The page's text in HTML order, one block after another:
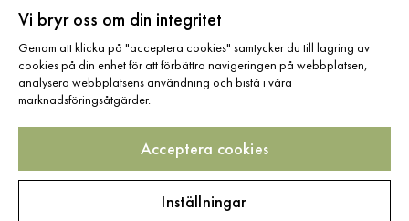
Varumärken
Sortiment
Följ oss
Vi bryr oss om din integritet
Genom att klicka på "acceptera cookies" samtycker du till lagring av
cookies på din enhet för att förbättra navigeringen på webbplatsen,
analysera webbplatsens användning och bistå i våra
marknadsföringsåtgärder.
Acceptera cookies
Inställningar